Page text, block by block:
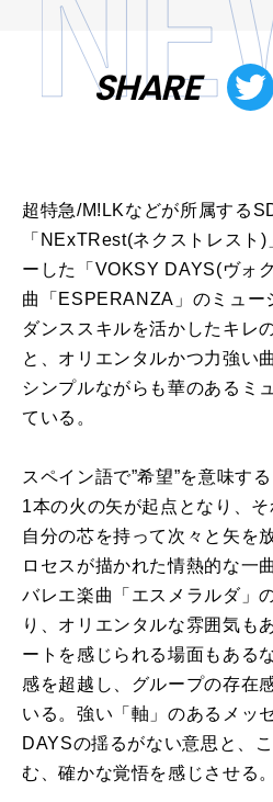
SHARE
超特急/M!LKなどが所属する
「NExTRest(ネクストレスト
ーした「VOKSY DAYS(ヴォ
曲「ESPERANZA」のミュー
ダンススキルを活かしたキレ
と、オリエンタルかつ力強い
シンプルながらも華のあるミ
ている。
スペイン語で”希望”を意味す
1本の火の矢が起点となり、
自分の芯を持って次々と矢を
ロセスが描かれた情熱的な一曲
バレエ楽曲「エスメラルダ」
り、オリエンタルな雰囲気も
ートを感じられる場面もある
感を超越し、グループの存在
いる。強い「軸」のあるメッ
DAYSの揺るがない意思と、
む、確かな覚悟を感じさせる。